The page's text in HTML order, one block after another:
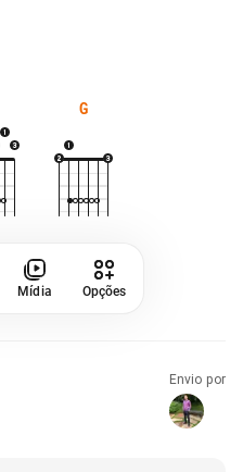
G
Mídia Opções
Envio por